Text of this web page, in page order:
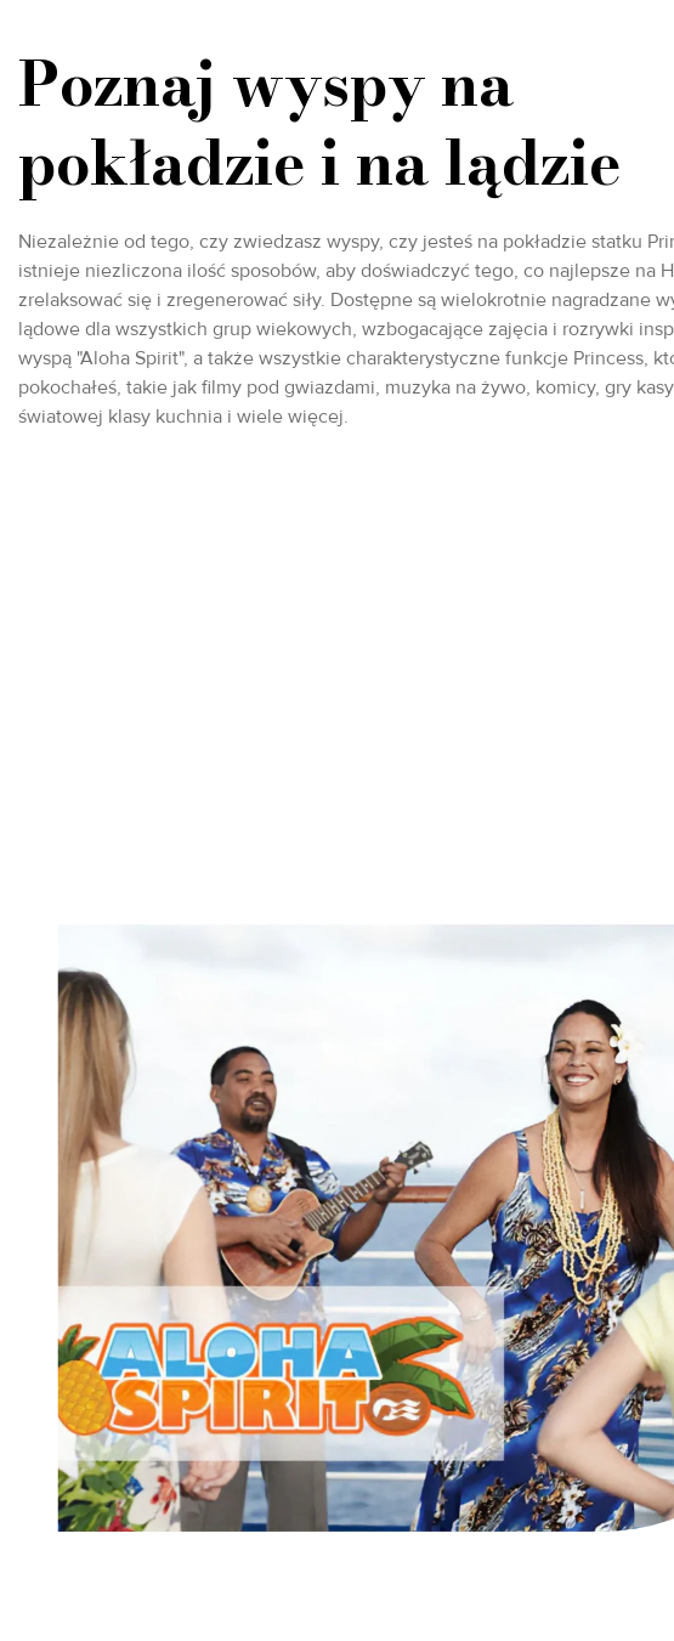
Poznaj wyspy na
pokładzie i na lądzie
Niezależnie od tego, czy zwiedzasz wyspy, czy jesteś na pokładzie statku
istnieje niezliczona ilość sposobów, aby doświadczyć tego, co najlepsze na
zrelaksować się i zregenerować siły. Dostępne są wielokrotnie nagradzane
lądowe dla wszystkich grup wiekowych, wzbogacające zajęcia i rozrywki
wyspą "Aloha Spirit", a także wszystkie charakterystyczne funkcje Princess,
pokochałeś, takie jak filmy pod gwiazdami, muzyka na żywo, komicy, gry
światowej klasy kuchnia i wiele więcej.